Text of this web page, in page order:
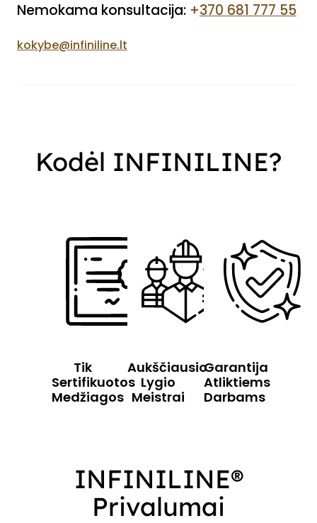
Nemokama konsultacija: +370 681 777 55
kokybe@infiniline.lt
Kodėl INFINILINE?
Tik
Sertifikuotos
Medžiagos
Aukščiausio
Lygio
Meistrai
Garantija
Atliktiems
Darbams
INFINILINE®
Privalumai